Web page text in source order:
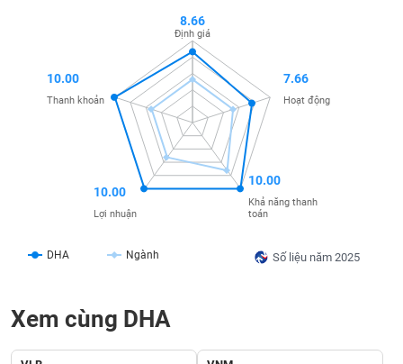
Số liệu năm 2025
DHA Ngành
8.66
Định giá
7.66
Hoạt động
10.00
Khả năng thanh
toán
10.00
Lợi nhuận
10.00
Thanh khoản
Xem cùng DHA
TÀI
TIN
DỊCH